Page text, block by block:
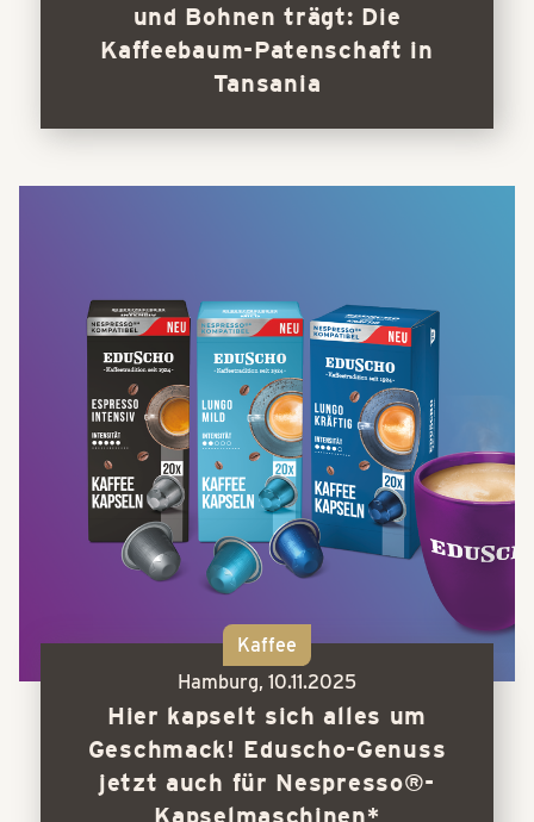
und Bohnen trägt: Die
Kaffeebaum-Patenschaft in
Tansania
Kaffee
Hamburg, 10.11.2025
Hier kapselt sich alles um
Geschmack! Eduscho-Genuss
jetzt auch für Nespresso®-
Kapselmaschinen*